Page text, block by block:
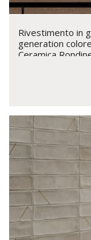
Rivestimento in
generation
Ceramica